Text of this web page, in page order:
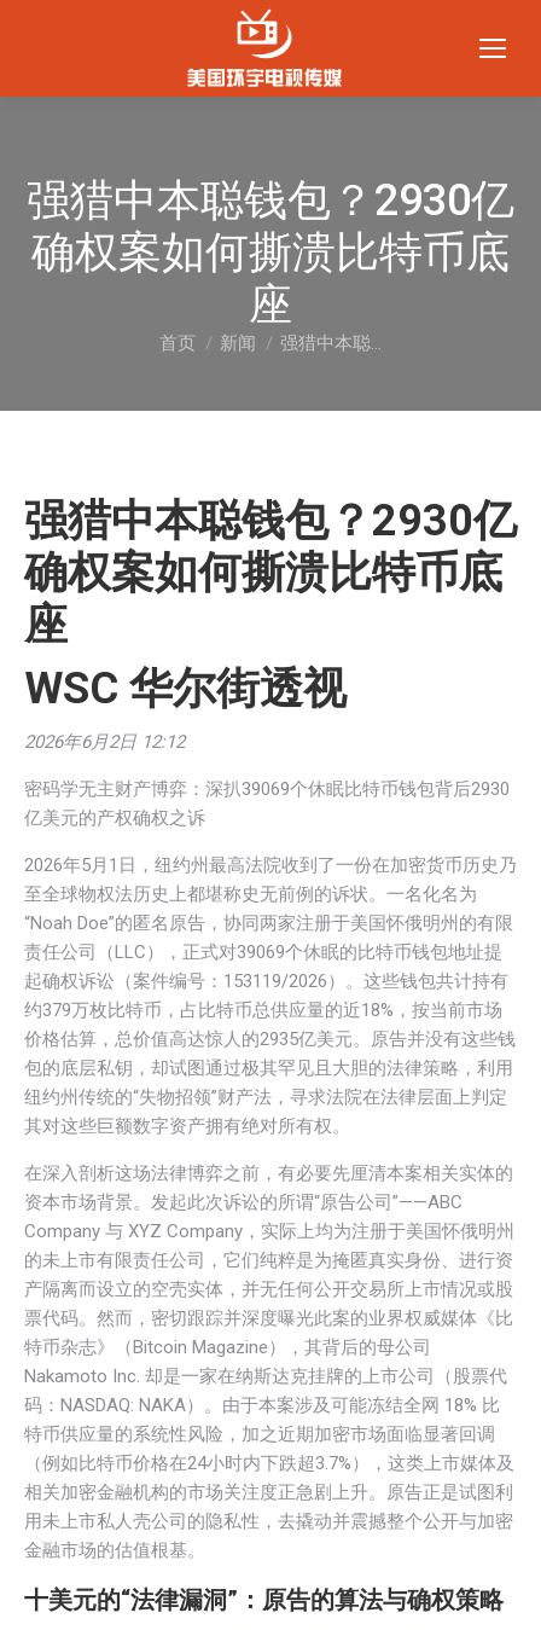
强猎中本聪钱包？2930亿
确权案如何撕溃比特币底
座
您在这里：
首页 新闻 强猎中本聪…
强猎中本聪钱包？2930亿
确权案如何撕溃比特币底
座
WSC 华尔街透视
2026年6月2日 12:12
密码学无主财产博弈：深扒39069个休眠比特币钱包背后2930
亿美元的产权确权之诉
2026年5月1日，纽约州最高法院收到了一份在加密货币历史乃
至全球物权法历史上都堪称史无前例的诉状。一名化名为
“Noah Doe”的匿名原告，协同两家注册于美国怀俄明州的有限
责任公司（LLC），正式对39069个休眠的比特币钱包地址提
起确权诉讼（案件编号：153119/2026）。这些钱包共计持有
约379万枚比特币，占比特币总供应量的近18%，按当前市场
价格估算，总价值高达惊人的2935亿美元。原告并没有这些钱
包的底层私钥，却试图通过极其罕见且大胆的法律策略，利用
纽约州传统的“失物招领”财产法，寻求法院在法律层面上判定
其对这些巨额数字资产拥有绝对所有权。
在深入剖析这场法律博弈之前，有必要先厘清本案相关实体的
资本市场背景。发起此次诉讼的所谓“原告公司”——ABC
Company 与 XYZ Company，实际上均为注册于美国怀俄明州
的未上市有限责任公司，它们纯粹是为掩匿真实身份、进行资
产隔离而设立的空壳实体，并无任何公开交易所上市情况或股
票代码。然而，密切跟踪并深度曝光此案的业界权威媒体《比
特币杂志》（Bitcoin Magazine），其背后的母公司
Nakamoto Inc. 却是一家在纳斯达克挂牌的上市公司（股票代
码：NASDAQ: NAKA）。由于本案涉及可能冻结全网 18% 比
特币供应量的系统性风险，加之近期加密市场面临显著回调
（例如比特币价格在24小时内下跌超3.7%），这类上市媒体及
相关加密金融机构的市场关注度正急剧上升。原告正是试图利
用未上市私人壳公司的隐私性，去撬动并震撼整个公开与加密
金融市场的估值根基。
十美元的“法律漏洞”：原告的算法与确权策略